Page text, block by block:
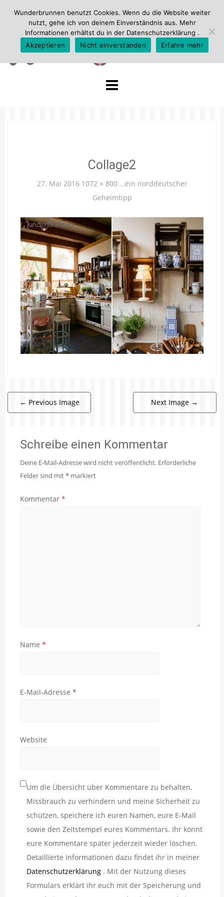
Collage2
27. Mai 2016 1072 × 800 …ein norddeutscher
Geheimtipp
← Previous Image Next Image →
Schreibe einen Kommentar
Deine E-Mail-Adresse wird nicht veröffentlicht. Erforderliche
Felder sind mit* markiert
Kommentar *
Name *
E-Mail-Adresse *
Website
Um die Übersicht über Kommentare zu behalten,
Missbrauch zu verhindern und meine Sicherheit zu
schützen, speichere ich euren Namen, eure E-Mail
sowie den Zeitstempel eures Kommentars. Ihr könnt
eure Kommentare später jederzeit wieder löschen.
Detaillierte Informationen dazu findet ihr in meiner
Datenschutzerklärung . Mit der Nutzung dieses
Formulars erklärt ihr euch mit der Speicherung und
Wunderbrunnen benutzt Cookies. Wenn du die Website weiter
nutzt, gehe ich von deinem Einverständnis aus. Mehr
Informationen erhältst du in der Datenschutzerklärung .
Akzeptieren
Nicht einverstanden Erfahre mehr